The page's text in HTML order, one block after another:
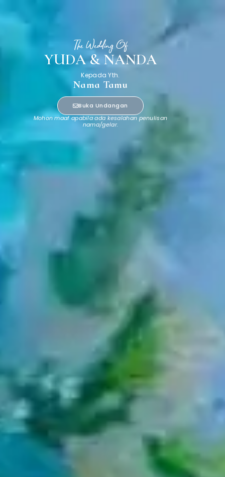
The Wedding Of
YUDA & NANDA
Kepada Yth.
Nama Tamu
Buka Undangan
Mohon maaf apabila ada kesalahan penulisan
nama/gelar.